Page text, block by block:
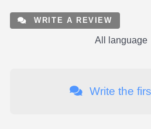
WRITE A REVIEW
All language
Write the